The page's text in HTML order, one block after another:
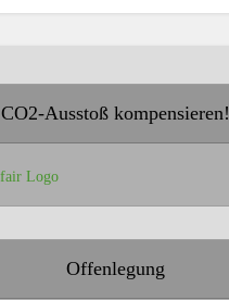
CO2-Ausstoß kompensieren!
Offenlegung